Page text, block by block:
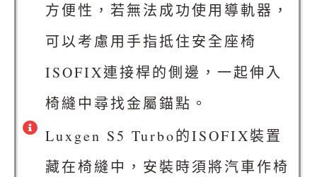
方便性，若無法成功使用導軌器，
可以考慮用手指抵住安全座椅
ISOFIX連接桿的側邊，一起伸入
椅縫中尋找金屬錨點。
Luxgen S5 Turbo的ISOFIX裝置
藏在椅縫中，安裝時須將汽車作椅